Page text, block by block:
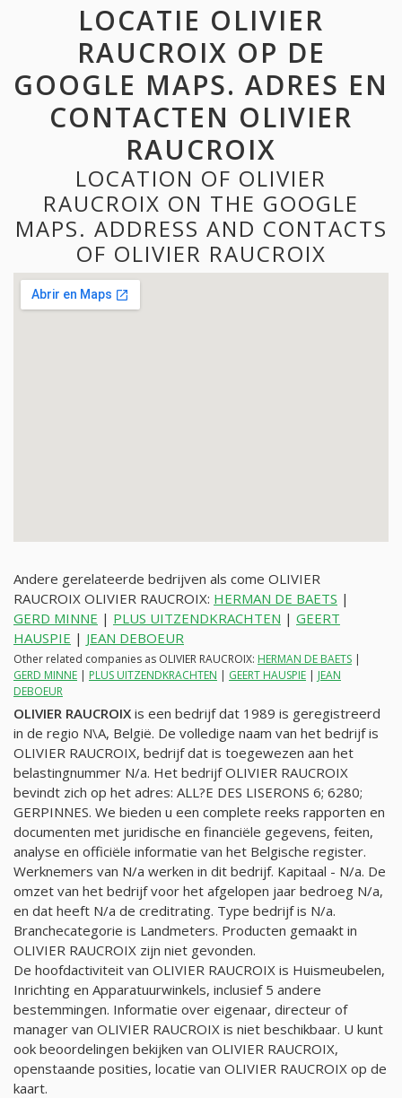
LOCATIE OLIVIER
RAUCROIX OP DE
GOOGLE MAPS. ADRES EN
CONTACTEN OLIVIER
RAUCROIX
LOCATION OF OLIVIER
RAUCROIX ON THE GOOGLE
MAPS. ADDRESS AND CONTACTS
OF OLIVIER RAUCROIX
Andere gerelateerde bedrijven als come OLIVIER
RAUCROIX OLIVIER RAUCROIX: HERMAN DE BAETS |
GERD MINNE | PLUS UITZENDKRACHTEN | GEERT
HAUSPIE | JEAN DEBOEUR
Other related companies as OLIVIER RAUCROIX: HERMAN DE BAETS |
GERD MINNE | PLUS UITZENDKRACHTEN | GEERT HAUSPIE | JEAN
DEBOEUR
OLIVIER RAUCROIX is een bedrijf dat 1989 is geregistreerd
in de regio N\A, België. De volledige naam van het bedrijf is
OLIVIER RAUCROIX, bedrijf dat is toegewezen aan het
belastingnummer N/a. Het bedrijf OLIVIER RAUCROIX
bevindt zich op het adres: ALL?E DES LISERONS 6; 6280;
GERPINNES. We bieden u een complete reeks rapporten en
documenten met juridische en financiële gegevens, feiten,
analyse en officiële informatie van het Belgische register.
Werknemers van N/a werken in dit bedrijf. Kapitaal - N/a. De
omzet van het bedrijf voor het afgelopen jaar bedroeg N/a,
en dat heeft N/a de creditrating. Type bedrijf is N/a.
Branchecategorie is Landmeters. Producten gemaakt in
OLIVIER RAUCROIX zijn niet gevonden.
De hoofdactiviteit van OLIVIER RAUCROIX is Huismeubelen,
Inrichting en Apparatuurwinkels, inclusief 5 andere
bestemmingen. Informatie over eigenaar, directeur of
manager van OLIVIER RAUCROIX is niet beschikbaar. U kunt
ook beoordelingen bekijken van OLIVIER RAUCROIX,
openstaande posities, locatie van OLIVIER RAUCROIX op de
kaart.